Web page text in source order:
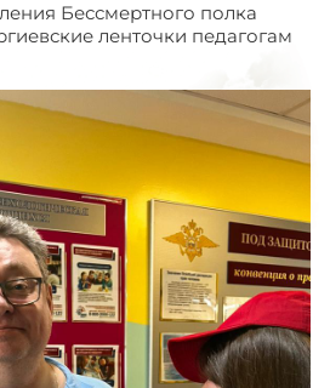
Бессмертного полка
ленточки педагогам